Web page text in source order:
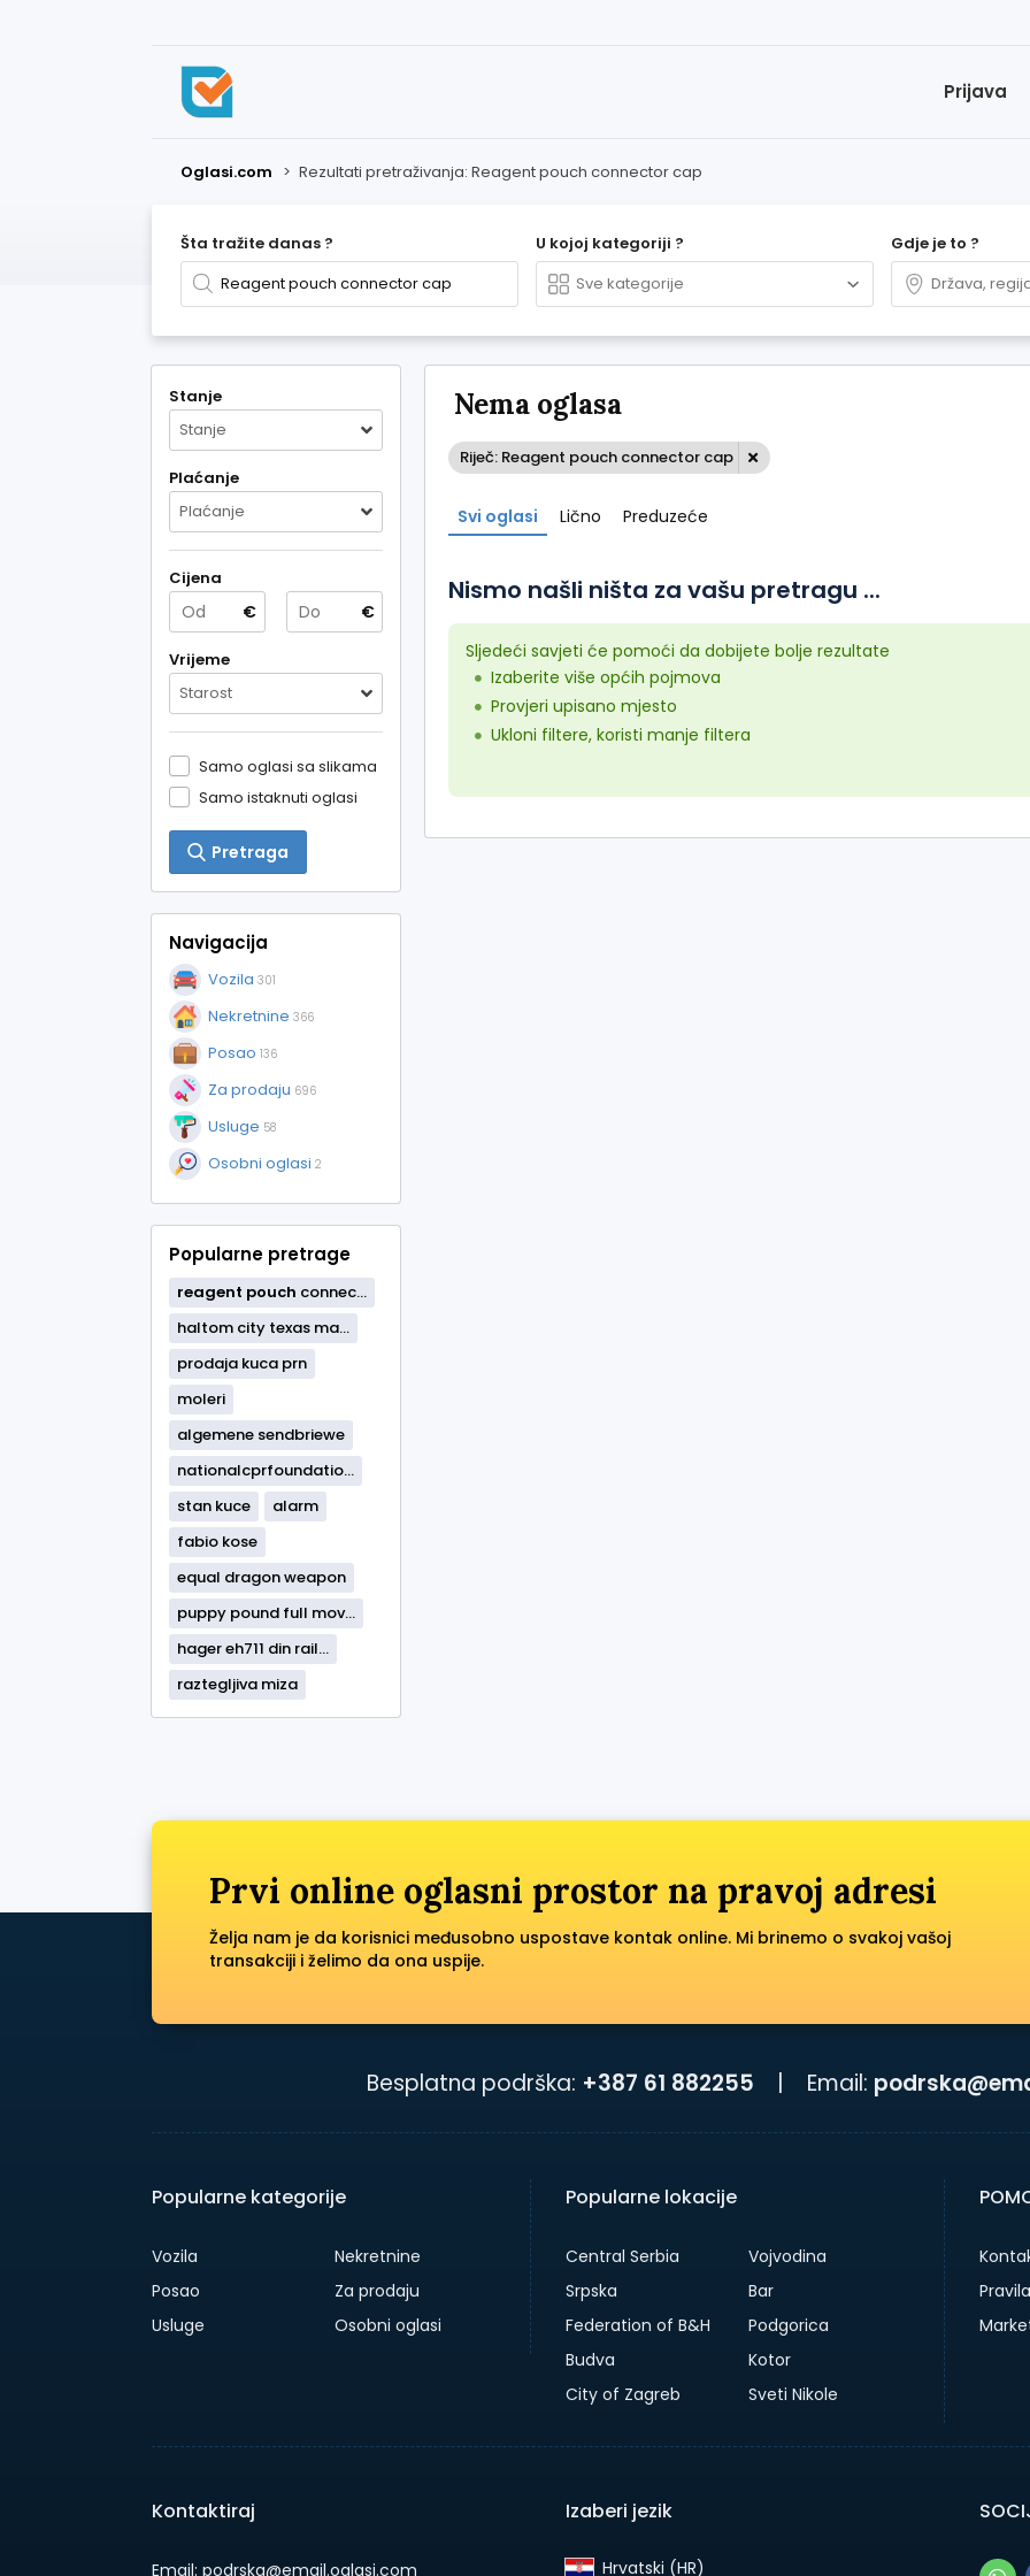
Prijava
Oglasi.com > Rezultati pretraživanja: Reagent pouch connector cap
Šta tražite danas ? U kojoj kategoriji ? Gdje je to ?
Stanje
Stanje
Plaćanje
Plaćanje
Cijena
€ €
Vrijeme
Starost
Samo oglasi sa slikama
Samo istaknuti oglasi
Pretraga
Navigacija
Vozila 301
Nekretnine 366
Posao 136
Za prodaju 696
Usluge 58
Osobni oglasi 2
Popularne pretrage
reagent pouch connec...
haltom city texas ma...
prodaja kuca prn
moleri
algemene sendbriewe
nationalcprfoundatio...
stan kuce
alarm
fabio kose
equal dragon weapon
puppy pound full mov...
hager eh711 din rail...
raztegljiva miza
Nema oglasa
Riječ: Reagent pouch connector cap
Svi oglasi Lično Preduzeće
Nismo našli ništa za vašu pretragu ...
Sljedeći savjeti će pomoći da dobijete bolje rezultate
Izaberite više općih pojmova
Provjeri upisano mjesto
Ukloni filtere, koristi manje filtera
Prvi online oglasni prostor na pravoj adresi
Želja nam je da korisnici međusobno uspostave kontak online. Mi brinemo o svakoj vašoj
transakciji i želimo da ona uspije.
Besplatna podrška: +387 61 882255 Email:
Popularne kategorije
Vozila
Nekretnine
Posao
Za prodaju
Usluge
Osobni oglasi
Popularne lokacije
Central Serbia
Vojvodina
Srpska
Bar
Federation of B&H
Podgorica
Budva
Kotor
City of Zagreb
Sveti Nikole
Pravila
Kontaktiraj
Email: podrska@email.oglasi.com
Izaberi jezik
Hrvatski (HR)‎